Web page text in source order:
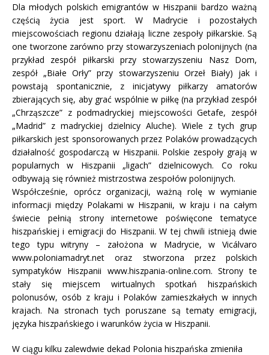
Dla młodych polskich emigrantów w Hiszpanii bardzo ważną
częścią życia jest sport. W Madrycie i pozostałych
miejscowościach regionu działają liczne zespoły piłkarskie. Są
one tworzone zarówno przy stowarzyszeniach polonijnych (na
przykład zespół piłkarski przy stowarzyszeniu Nasz Dom,
zespół „Białe Orły” przy stowarzyszeniu Orzeł Biały) jak i
powstają spontanicznie, z inicjatywy piłkarzy amatorów
zbierających się, aby grać wspólnie w piłkę (na przykład zespół
„Chrząszcze” z podmadryckiej miejscowości Getafe, zespół
„Madrid” z madryckiej dzielnicy Aluche). Wiele z tych grup
piłkarskich jest sponsorowanych przez Polaków prowadzących
działalność gospodarczą w Hiszpanii. Polskie zespoły grają w
popularnych w Hiszpanii „ligach” dzielnicowych. Co roku
odbywają się również mistrzostwa zespołów polonijnych.
Współcześnie, oprócz organizacji, ważną rolę w wymianie
informacji między Polakami w Hiszpanii, w kraju i na całym
świecie pełnią strony internetowe poświęcone tematyce
hiszpańskiej i emigracji do Hiszpanii. W tej chwili istnieją dwie
tego typu witryny – założona w Madrycie, w Vicálvaro
www.poloniamadryt.net oraz stworzona przez polskich
sympatyków Hiszpanii www.hiszpania-online.com. Strony te
stały się miejscem wirtualnych spotkań hiszpańskich
polonusów, osób z kraju i Polaków zamieszkałych w innych
krajach. Na stronach tych poruszane są tematy emigracji,
języka hiszpańskiego i warunków życia w Hiszpanii.
W ciągu kilku zalewdwie dekad Polonia hiszpańska zmieniła